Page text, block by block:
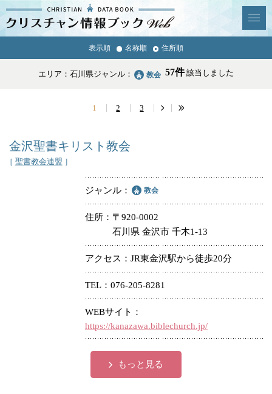
情報ブックとは
News & Topics
学校・幼稚園・神学校
医療・福祉
お店・企業・その他
表示順 名称順 住所順
エリア：石川県ジャンル： 教会 57件該当しました
1 2 3
金沢聖書キリスト教会
［ 聖書教会連盟 ］
ジャンル 教会
住所
〒920-0002
石川県 金沢市 千木1-13
アクセス JR東金沢駅から徒歩20分
TEL 076-205-8281
WEBサイト
https://kanazawa.biblechurch.jp/
もっと見る